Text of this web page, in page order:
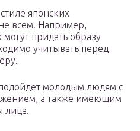
японских
всем. Например,
придать образу
учитывать перед
молодым людям с
а также имеющим
лица.